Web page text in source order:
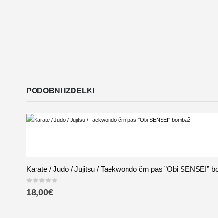
PODOBNI IZDELKI
Karate / Judo / Jujitsu / Taekwondo črn pas ”Obi SENSEI”
0out of 5
18,00€